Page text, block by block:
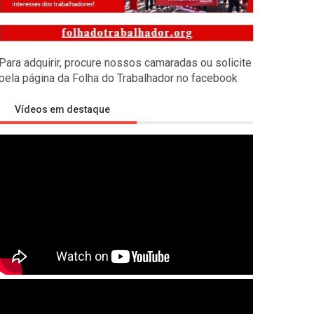
pelos camaradas russos de Economia Marxista contra
a Rússia
imperialista visando desmembrar a Rússia, isolar a China
Para adquirir, procure nossos camaradas ou solicite
página da Folha do Trabalhador no facebook
Vídeos em destaque